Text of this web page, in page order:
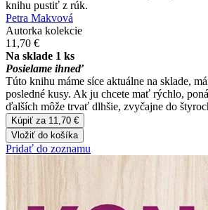
knihu pustiť z rúk.
Petra Makvová
Autorka kolekcie
11,70 €
Na sklade 1 ks
Posielame ihneď
Túto knihu máme síce aktuálne na sklade,
posledné kusy. Ak ju chcete mať rýchlo,
ďalších môže trvať dlhšie, zvyčajne do
Kúpiť za 11,70 €
Vložiť do košíka
Pridať do zoznamu